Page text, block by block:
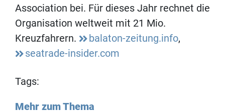
Association bei. Für dieses Jahr rechnet die
Organisation weltweit mit 21 Mio.
Kreuzfahrern.
balaton-zeitung.info,
seatrade-insider.com
Tags:
Mehr zum Thema